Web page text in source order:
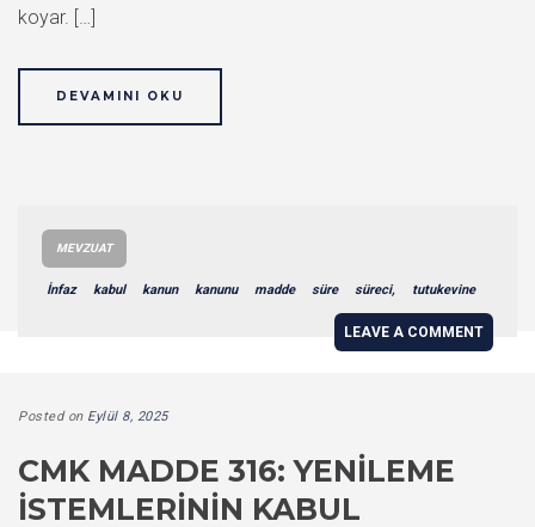
koyar. […]
DEVAMINI OKU
MEVZUAT
İnfaz kabul kanun kanunu madde süre süreci, tutukevine
LEAVE A COMMENT
Posted on Eylül 8, 2025
CMK MADDE 316: YENILEME
İSTEMLERININ KABUL